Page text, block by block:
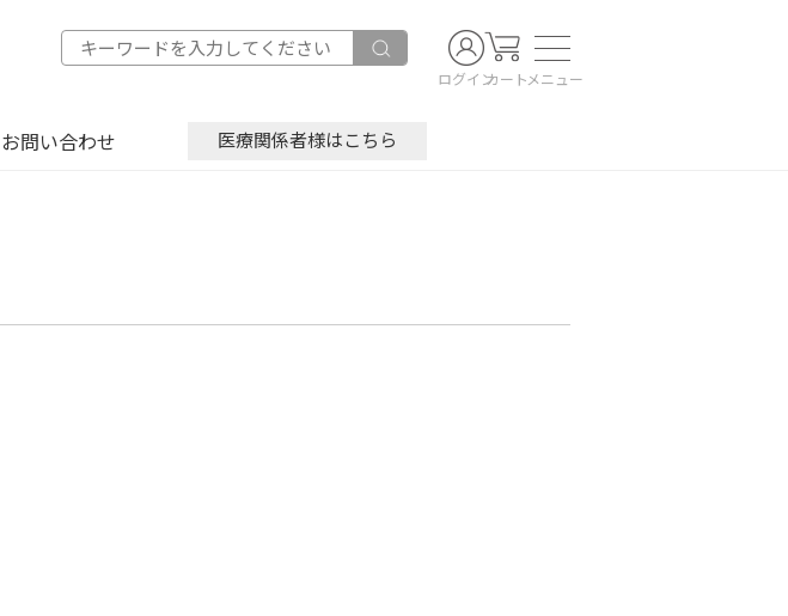
ログインカートメニュー
お問い合わせ 医療関係者様はこちら